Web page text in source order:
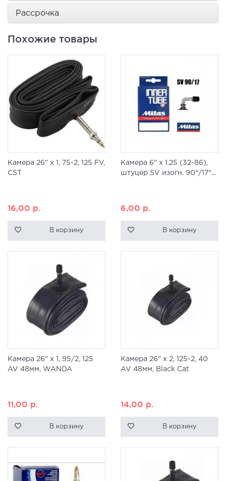
Рассрочка
Похожие товары
Камера 26" x 1, 75-2, 125 FV,
CST
16,00 р.
В корзину
Камера 6" x 1.25 (32-86),
штуцер SV изогн. 90°/17°...
6,00 р.
В корзину
Камера 26" x 1, 95/2, 125
AV 48мм, WANDA
11,00 р.
В корзину
Камера 26" x 2, 125-2, 40
AV 48мм, Black Cat
14,00 р.
В корзину